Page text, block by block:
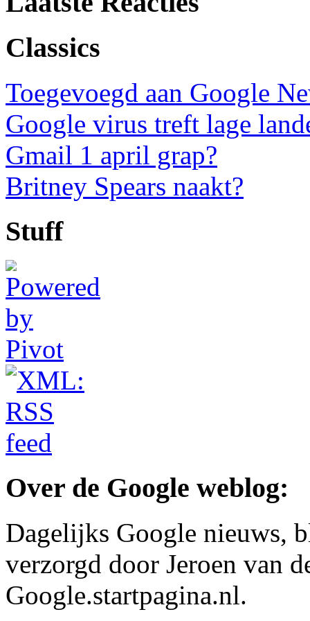
Classics
Toegevoegd aan Google
Google virus treft lage
Gmail 1 april grap?
Britney Spears naakt?
Stuff
Over de Google weblog:
Dagelijks Google nieuws,
verzorgd door Jeroen van
Google.startpagina.nl.